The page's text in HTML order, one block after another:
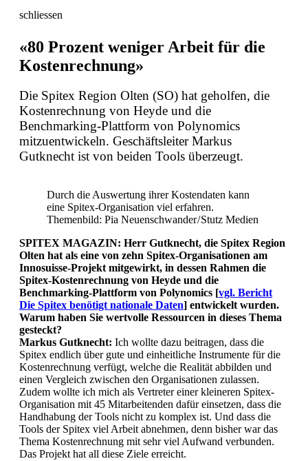
schliessen
«80 Prozent weniger Arbeit für die
Kostenrechnung»
Die Spitex Region Olten (SO) hat geholfen, die
Kostenrechnung von Heyde und die
Benchmarking-Plattform von Polynomics
mitzuentwickeln. Geschäftsleiter Markus
Gutknecht ist von beiden Tools überzeugt.
Durch die Auswertung ihrer Kostendaten kann
eine Spitex-Organisation viel erfahren.
Themenbild: Pia Neuenschwander / Stutz Medien
SPITEX MAGAZIN: Herr Gutknecht, die Spitex Region
Olten hat als eine von zehn Spitex-Organisationen am
Innosuisse-Projekt mitgewirkt, in dessen Rahmen die
Spitex-Kostenrechnung von Heyde und die
Benchmarking-Plattform von Polynomics [vgl. Bericht
Die Spitex benötigt nationale Daten] entwickelt wurden.
Warum haben Sie wertvolle Ressourcen in dieses Thema
gesteckt?
Markus Gutknecht: Ich wollte dazu beitragen, dass die
Spitex endlich über gute und einheitliche Instrumente für die
Kostenrechnung verfügt, welche die Realität abbilden und
einen Vergleich zwischen den Organisationen zulassen.
Zudem wollte ich mich als Vertreter einer kleineren Spitex-
Organisation mit 45 Mitarbeitenden dafür einsetzen, dass die
Handhabung der Tools nicht zu komplex ist. Und dass die
Tools der Spitex viel Arbeit abnehmen, denn bisher war das
Thema Kostenrechnung mit sehr viel Aufwand verbunden.
Das Projekt hat all diese Ziele erreicht.